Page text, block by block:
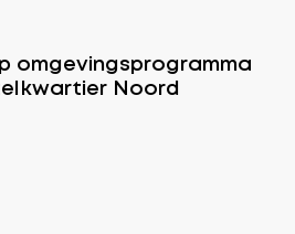
omgevingsprogramma
Noord